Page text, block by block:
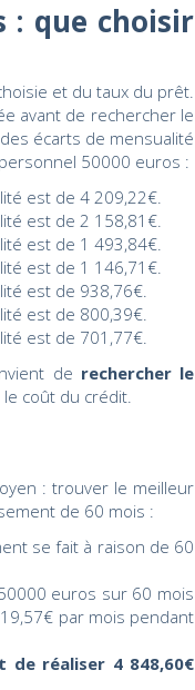
: que choisir
et du taux du prêt.
avant de rechercher le
écarts de mensualité
50000 euros :
est de 4 209,22€.
est de 2 158,81€.
est de 1 493,84€.
est de 1 146,71€.
est de 938,76€.
est de 800,39€.
est de 701,77€.
de rechercher le
coût du crédit.
: trouver le meilleur
de 60 mois :
se fait à raison de 60
euros sur 60 mois
par mois pendant
de réaliser 4 848,60€